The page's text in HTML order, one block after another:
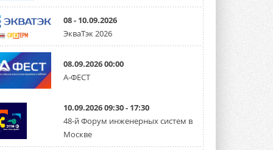
систему DVM на R32
Линейка включает семь типоразмеров
производительностью от 22,4 до 56 кВт.
Суммарная длина трубопроводов ...
3 АВГУСТА 2026
«СиСофт Девелопмент» подвел
итоги конкурса студенческих
стартует уже в сентябре 2026 года ...
3 АВГУСТА 2026
«Русклимат» укрепляет
08 - 10.09.2026
ЭкваТэк 2026
08.09.2026 00:00
А-ФЕСТ
10.09.2026 09:30 - 17:30
48-й Форум инженерных систем в
Москве